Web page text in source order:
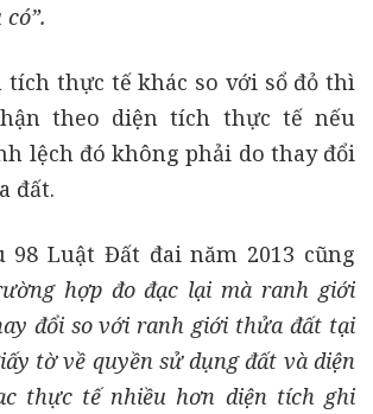
tích thực tế khác so với sổ đỏ thì
theo diện tích thực tế nếu
lệch đó không phải do thay đổi
đất.
98 Luật Đất đai năm 2013 cũng
hợp đo đạc lại mà ranh giới
đổi so với ranh giới thửa đất tại
tờ về quyền sử dụng đất và diện
thực tế nhiều hơn diện tích ghi